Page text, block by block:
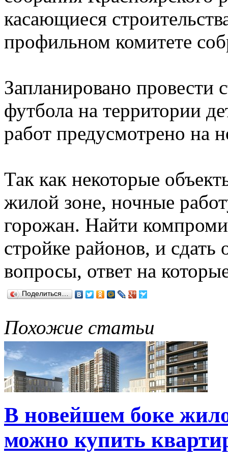
касающиеся
профильном комитете
Запланировано провести
футбола на территории
работ предусмотрено на
Так как некоторые
жилой зоне, ночные
горожан. Найти
стройке районов, и
вопросы, ответ на
Поделиться…
Похожие статьи
В новейшем боке
можно купить